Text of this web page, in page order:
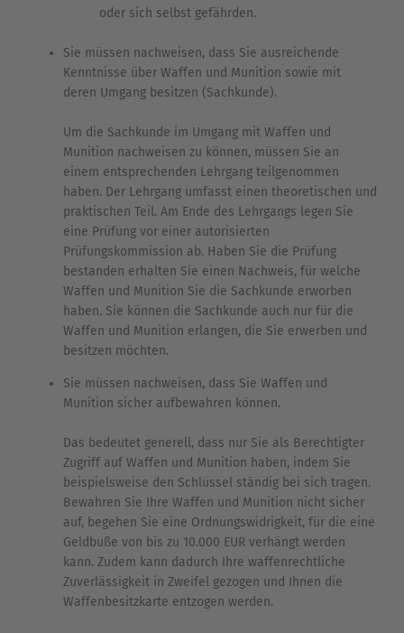
oder sich selbst gefährden.
Sie müssen nachweisen, dass Sie ausreichende
Kenntnisse über Waffen und Munition sowie mit
deren Umgang besitzen (Sachkunde).
Um die Sachkunde im Umgang mit Waffen und
Munition nachweisen zu können, müssen Sie an
einem entsprechenden Lehrgang teilgenommen
haben. Der Lehrgang umfasst einen theoretischen und
praktischen Teil. Am Ende des Lehrgangs legen Sie
eine Prüfung vor einer autorisierten
Prüfungskommission ab. Haben Sie die Prüfung
bestanden erhalten Sie einen Nachweis, für welche
Waffen und Munition Sie die Sachkunde erworben
haben. Sie können die Sachkunde auch nur für die
Waffen und Munition erlangen, die Sie erwerben und
besitzen möchten.
Sie müssen nachweisen, dass Sie Waffen und
Munition sicher aufbewahren können.
Das bedeutet generell, dass nur Sie als Berechtigter
Zugriff auf Waffen und Munition haben, indem Sie
beispielsweise den Schlüssel ständig bei sich tragen.
Bewahren Sie Ihre Waffen und Munition nicht sicher
auf, begehen Sie eine Ordnungswidrigkeit, für die eine
Geldbuße von bis zu 10.000 EUR verhängt werden
kann. Zudem kann dadurch Ihre waffenrechtliche
Zuverlässigkeit in Zweifel gezogen und Ihnen die
Waffenbesitzkarte entzogen werden.